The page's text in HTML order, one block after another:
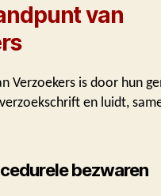
van
Verzoekers is door hun
en luidt,
bezwaren